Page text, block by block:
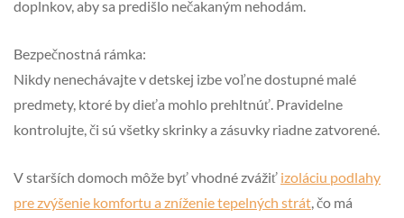
doplnkov, aby sa predišlo nečakaným nehodám.
Bezpečnostná rámka:
Nikdy nenechávajte v detskej izbe voľne dostupné malé
predmety, ktoré by dieťa mohlo prehltnúť. Pravidelne
kontrolujte, či sú všetky skrinky a zásuvky riadne zatvorené.
V starších domoch môže byť vhodné zvážiť izoláciu podlahy
pre zvýšenie komfortu a zníženie tepelných strát, čo má